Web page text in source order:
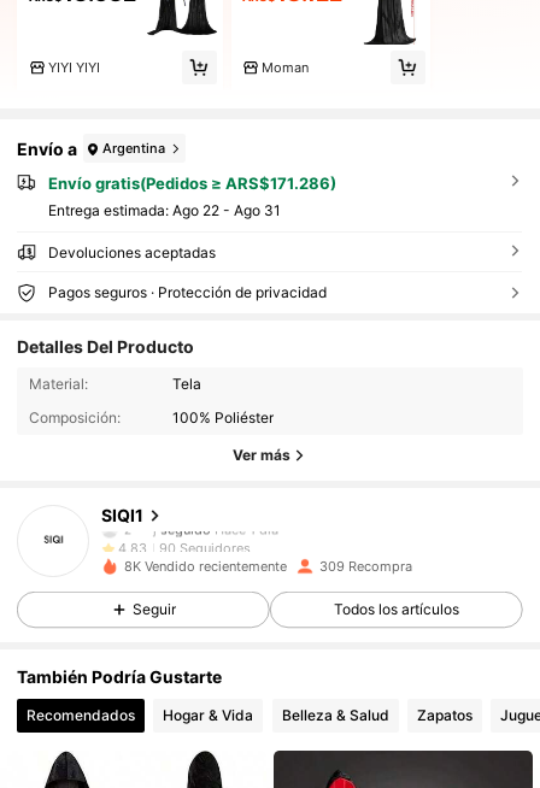
YIYI YIYI Moman
Envío a Argentina
Envío gratis(Pedidos ≥ ARS$171.286)
Entrega estimada: Ago 22 - Ago 31
Devoluciones aceptadas
Pagos seguros · Protección de privacidad
Detalles Del Producto
Material:
Tela
Composición:
100% Poliéster
Ver más
SIQI1
90 Seguidores
4,83 90 Seguidores
z***jseguido
4,83
90 Seguidores
4,83 90 Seguidores
4,83 90 Seguidores
90 Seguidores
8K Vendido recientemente 309 Recompra
Seguir Todos los artículos
También Podría Gustarte
Recomendados Hogar & Vida Belleza & Salud Zapatos